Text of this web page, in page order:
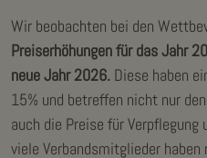
Wir beobachten bei den
Preiserhöhungen für das Jahr
neue Jahr 2026. Diese haben
15% und betreffen nicht nur
auch die Preise für Verpflegung
viele Verbandsmitglieder